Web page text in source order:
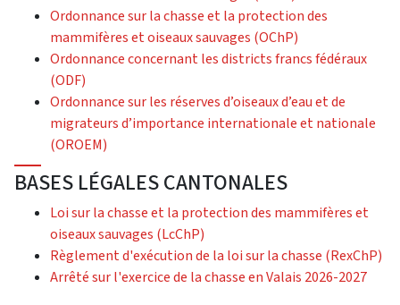
Ordonnance sur la chasse et la protection des
mammifères et oiseaux sauvages (OChP)
Ordonnance concernant les districts francs fédéraux
(ODF)
Ordonnance sur les réserves d’oiseaux d’eau et de
migrateurs d’importance internationale et nationale
(OROEM)
BASES LÉGALES CANTONALES
Loi sur la chasse et la protection des mammifères et
oiseaux sauvages (LcChP)
Règlement d'exécution de la loi sur la chasse (RexChP)
Arrêté sur l'exercice de la chasse en Valais 2026-2027